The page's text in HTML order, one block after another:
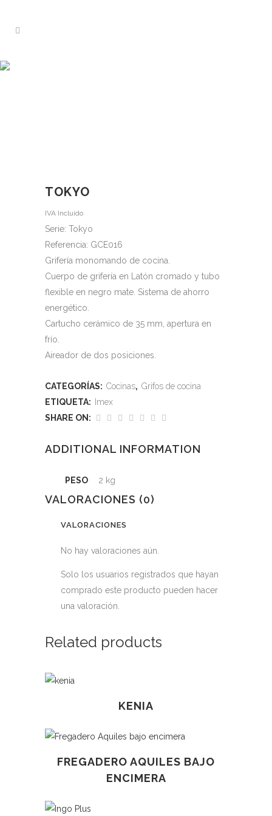
TOKYO
IVA Incluido
Serie: Tokyo
Referencia: GCE016
Grifería monomando de cocina.
Cuerpo de grifería en Latón cromado y tubo
flexible en negro mate. Sistema de ahorro
energético.
Cartucho cerámico de 35 mm, apertura en
frío.
Aireador de dos posiciones.
CATEGORÍAS: Cocinas, Grifos de cocina
ETIQUETA:
Imex
SHARE ON:
ADDITIONAL INFORMATION
PESO 2 kg
VALORACIONES (0)
VALORACIONES
No hay valoraciones aún.
Solo los usuarios registrados que hayan
comprado este producto pueden hacer
una valoración.
Related products
KENIA
producto
múltiples
FREGADERO AQUILES BAJO
ENCIMERA